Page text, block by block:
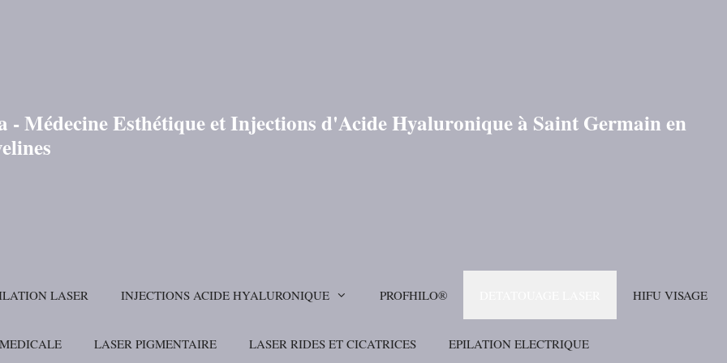
- Médecine Esthétique et Injections d'Acide Hyaluronique à Saint Germain en
LASER INJECTIONS ACIDE HYALURONIQUE PROFHILO® HIFU VISAGE
LASER PIGMENTAIRE LASER RIDES ET CICATRICES EPILATION ELECTRIQUE